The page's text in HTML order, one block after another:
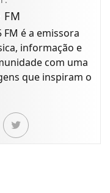
FM é a emissora
informação e
com uma
que inspiram o